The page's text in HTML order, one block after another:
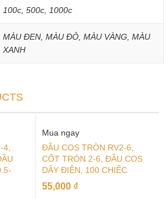
100c, 500c, 1000c
MÀU ĐEN, MÀU ĐỎ, MÀU VÀNG, MÀU
XANH
4,
Mua ngay
ĐẦU COS TRÒN RV2-6,
CỐT TRÒN 2-6, ĐẦU COS
DÂY ĐIỆN, 100 CHIẾC
55,000 ₫